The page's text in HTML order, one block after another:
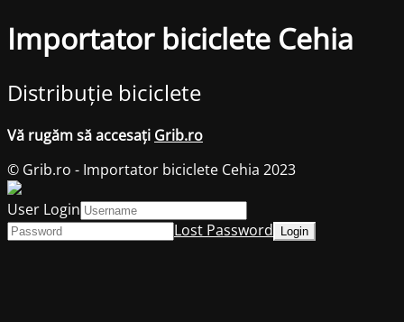
Importator biciclete Cehia
Distribuție biciclete
Vă rugăm să accesați Grib.ro
© Grib.ro - Importator biciclete Cehia 2023
User Login
Lost Password